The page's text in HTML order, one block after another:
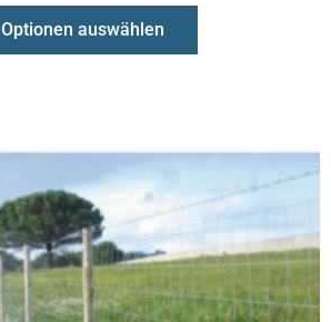
Optionen auswählen